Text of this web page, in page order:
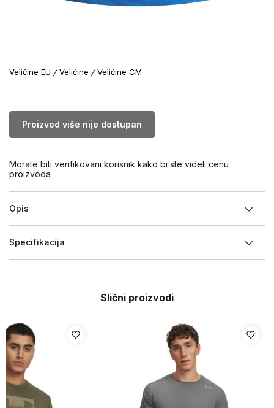
Veličine EU Veličine Veličine CM
Proizvod više nije dostupan
Morate biti verifikovani korisnik kako bi ste videli cenu
proizvoda
Opis
Specifikacija
Slični proizvodi